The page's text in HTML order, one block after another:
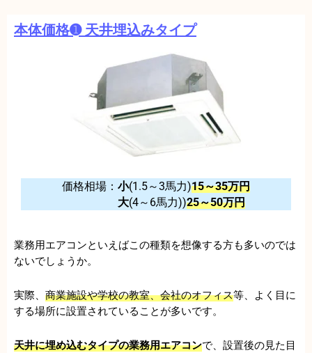
本体価格➊ 天井埋込みタイプ
価格相場： 小(1.5～3馬力)15～35万円
大(4～6馬力))25～50万円
業務用エアコンといえばこの種類を想像する方も多いのでは
ないでしょうか。
実際、 商業施設や学校の教室、会社のオフィス等、よく目に
する場所に設置されていることが多いです。
天井に埋め込むタイプの業務用エアコンで、設置後の見た目